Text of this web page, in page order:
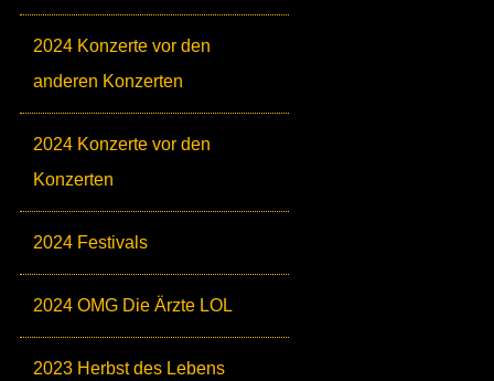
2024 Konzerte vor den
anderen Konzerten
2024 Konzerte vor den
Konzerten
2024 Festivals
2024 OMG Die Ärzte LOL
2023 Herbst des Lebens